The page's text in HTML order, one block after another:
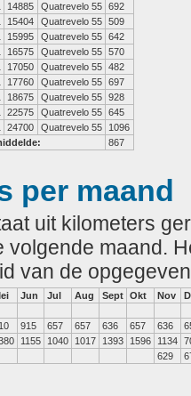
14885 Quatrevelo 55 692
15404 Quatrevelo 55 509
15995 Quatrevelo 55 642
16575 Quatrevelo 55 570
17050 Quatrevelo 55 482
17760 Quatrevelo 55 697
18675 Quatrevelo 55 928
22575 Quatrevelo 55 645
24700 Quatrevelo 55
1096
867
per maand
uit kilometers
volgende maand.
van de
Jun Jul Aug Sept Okt Nov
915 657 657 636 657 636
1155 1040 1017 1393 1596 1134
629